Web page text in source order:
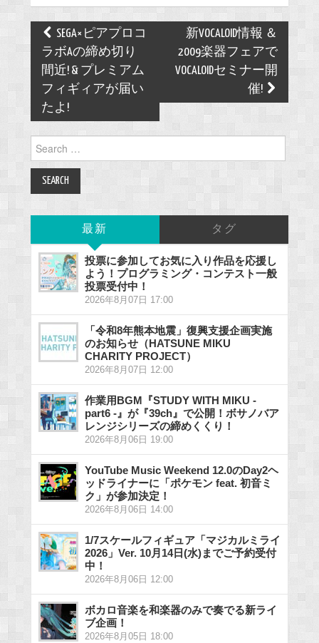
Post
navigation
SEGA×ピアプロコ
ラボAの締め切り
間近! & プレミアム
フィギィアが届い
たよ!
新VOCALOID情報 ＆
2009楽器フェアで
VOCALOIDセミナー開
催!
for:
最新 タグ
投票に参加してお気に入り作品を応援し
よう！プログラミング・コンテスト一般
投票受付中！
2026年8月07日 17:00
「令和8年熊本地震」復興支援企画実施
のお知らせ（HATSUNE MIKU
CHARITY PROJECT）
2026年8月07日 12:00
作業用BGM『STUDY WITH MIKU -
part6 -』が『39ch』で公開！ボサノバア
レンジシリーズの締めくくり！
2026年8月06日 19:00
YouTube Music Weekend 12.0のDay2ヘ
ッドライナーに「ポケモン feat. 初音ミ
ク」が参加決定！
2026年8月06日 14:00
1/7スケールフィギュア「マジカルミライ
2026」Ver. 10月14日(水)までご予約受付
中！
2026年8月06日 12:00
ボカロ音楽を和楽器のみで奏でる新ライ
ブ企画！
2026年8月05日 18:00